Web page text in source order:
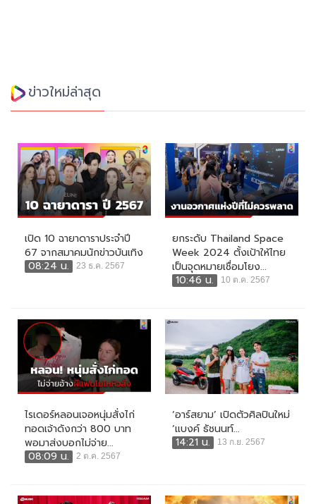
ข่าวใหม่ล่าสุด
เปิด 10 ฉายาดาราประจำปี
67 จากสมาคมนักข่าวบันเทิง
08:24 น.
23 ธ.ค. 2567
ยกระดับ Thailand Space
Week 2024 ตั้งเป้าให้ไทย
เป็นจุดหมายเชื่อมโยง...
10:46 น.
10 ต.ค. 2567
ไรเดอร์หลอนเจอหนุ่มสั่งไก่
ทอดเจ้าดังกว่า 800 บาท
พอมาส่งบอกไม่จ่าย...
08:09 น.
2 ต.ค. 2567
‘อาร์สยาม’ เปิดตัวศิลปินใหม่
‘แบงค์ ธัชนนท์...
14:21 น.
13 ก.ย. 2567